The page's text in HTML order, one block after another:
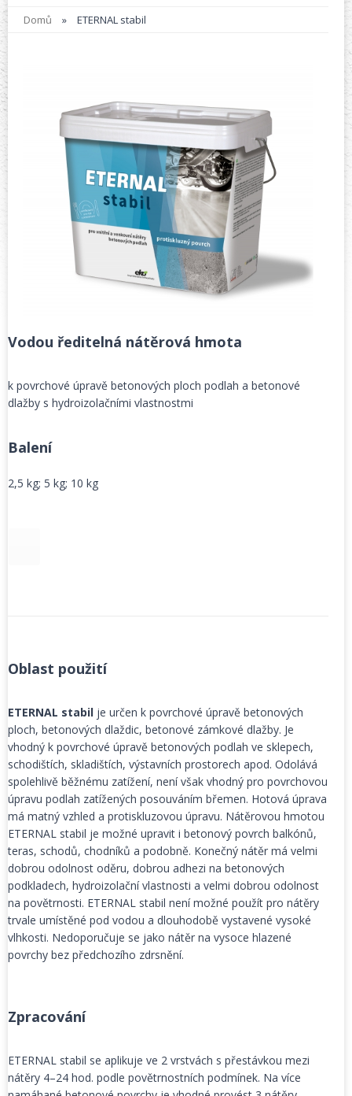
Domů » ETERNAL stabil
Vodou ředitelná nátěrová hmota
k povrchové úpravě betonových ploch podlah a betonové
dlažby s hydroizolačními vlastnostmi
Balení
2,5 kg; 5 kg; 10 kg
Oblast použití
ETERNAL stabil je určen k povrchové úpravě betonových
ploch, betonových dlaždic, betonové zámkové dlažby. Je
vhodný k povrchové úpravě betonových podlah ve sklepech,
schodištích, skladištích, výstavních prostorech apod. Odolává
spolehlivě běžnému zatížení, není však vhodný pro povrchovou
úpravu podlah zatížených posouváním břemen. Hotová úprava
má matný vzhled a protiskluzovou úpravu. Nátěrovou hmotou
ETERNAL stabil je možné upravit i betonový povrch balkónů,
teras, schodů, chodníků a podobně. Konečný nátěr má velmi
dobrou odolnost oděru, dobrou adhezi na betonových
podkladech, hydroizolační vlastnosti a velmi dobrou odolnost
na povětrnosti. ETERNAL stabil není možné použít pro nátěry
trvale umístěné pod vodou a dlouhodobě vystavené vysoké
vlhkosti. Nedoporučuje se jako nátěr na vysoce hlazené
povrchy bez předchozího zdrsnění.
Zpracování
ETERNAL stabil se aplikuje ve 2 vrstvách s přestávkou mezi
nátěry 4–24 hod. podle povětrnostních podmínek. Na více